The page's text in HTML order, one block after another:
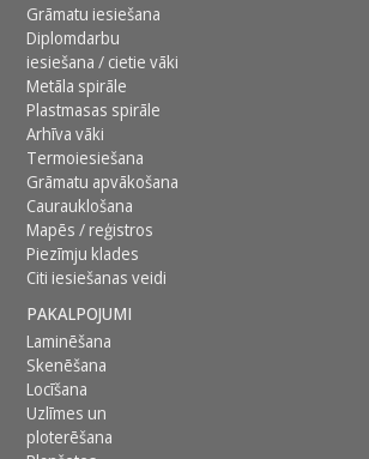
Grāmatu iesiešana
Diplomdarbu
iesiešana / cietie vāki
Metāla spirāle
Plastmasas spirāle
Arhīva vāki
Termoiesiešana
Grāmatu apvākošana
Caurauklošana
Mapēs / reģistros
Piezīmju klades
Citi iesiešanas veidi
PAKALPOJUMI
Laminēšana
Skenēšana
Locīšana
Uzlīmes un
ploterēšana